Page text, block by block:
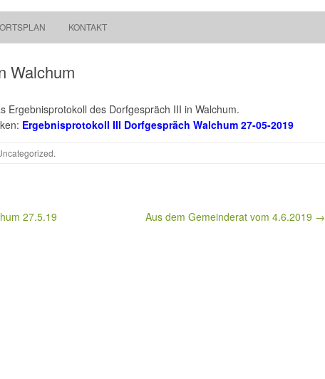
Walchum
KONTAKT
Walchum
Ergebnisprotokoll des Dorfgespräch III in Walchum.
Ergebnisprotokoll III Dorfgespräch Walchum 27-05-2019
.
27.5.19 Aus dem Gemeinderat vom 4.6.2019 →